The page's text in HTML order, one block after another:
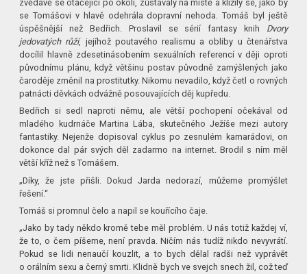
zvědavě se otáčející po okolí, zůstávaly na místě a klížily se, jako by
se Tomášovi v hlavě odehrála dopravní nehoda. Tomáš byl ještě
úspěšnější než Bedřich. Proslavil se sérií fantasy knih Dvory
jedovatých růží, jejíhož poutavého realismu a obliby u čtenářstva
docílil hlavně zdesetinásobením sexuálních referencí v ději oproti
původnímu plánu, když většinu postav původně zamýšlených jako
čaroděje změnil na prostitutky. Nikomu nevadilo, když četl o rovných
patnácti děvkách odvážně posouvajících děj kupředu.
Bedřich si sedl naproti němu, ale větší pochopení očekával od
mladého kudrnáče Martina Lába, skutečného Ježíše mezi autory
fantastiky. Nejenže dopisoval cyklus po zesnulém kamarádovi, on
dokonce dal pár svých děl zadarmo na internet. Brodil s ním měl
větší kříž než s Tomášem.
„Díky, že jste přišli. Dokud Jarda nedorazí, můžeme promýšlet
řešení.“
Tomáš si promnul čelo a napil se kouřícího čaje.
„Jako by tady někdo kromě tebe měl problém. U nás totiž každej ví,
že to, o čem píšeme, není pravda. Ničím nás tudíž nikdo nevyvrátí.
Pokud se lidi nenaučí kouzlit, a to bych dělal radši než vyprávět
o orálním sexu a černý smrti. Klidně bych ve svejch snech žil, což teď